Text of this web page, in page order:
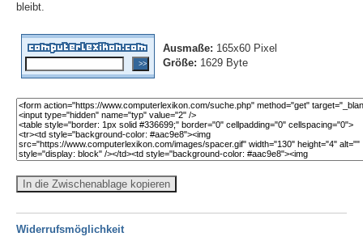
bleibt.
Ausmaße: 165x60 Pixel
Größe: 1629 Byte
In die Zwischenablage kopieren
Widerrufsmöglichkeit